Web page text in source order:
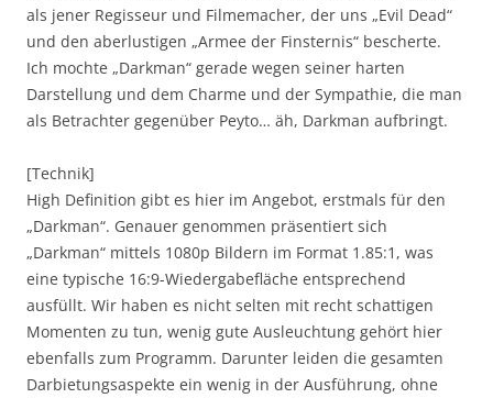
als jener Regisseur und Filmemacher, der uns „Evil Dead“
und den aberlustigen „Armee der Finsternis“ bescherte.
Ich mochte „Darkman“ gerade wegen seiner harten
Darstellung und dem Charme und der Sympathie, die man
als Betrachter gegenüber Peyto… äh, Darkman aufbringt.
[Technik]
High Definition gibt es hier im Angebot, erstmals für den
„Darkman“. Genauer genommen präsentiert sich
„Darkman“ mittels 1080p Bildern im Format 1.85:1, was
eine typische 16:9-Wiedergabefläche entsprechend
ausfüllt. Wir haben es nicht selten mit recht schattigen
Momenten zu tun, wenig gute Ausleuchtung gehört hier
ebenfalls zum Programm. Darunter leiden die gesamten
Darbietungsaspekte ein wenig in der Ausführung, ohne